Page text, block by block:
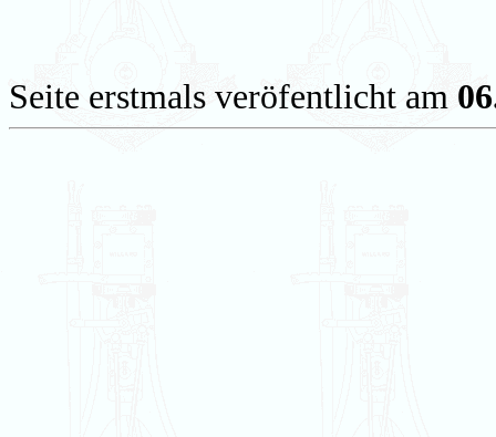
Seite erstmals veröfentlicht am